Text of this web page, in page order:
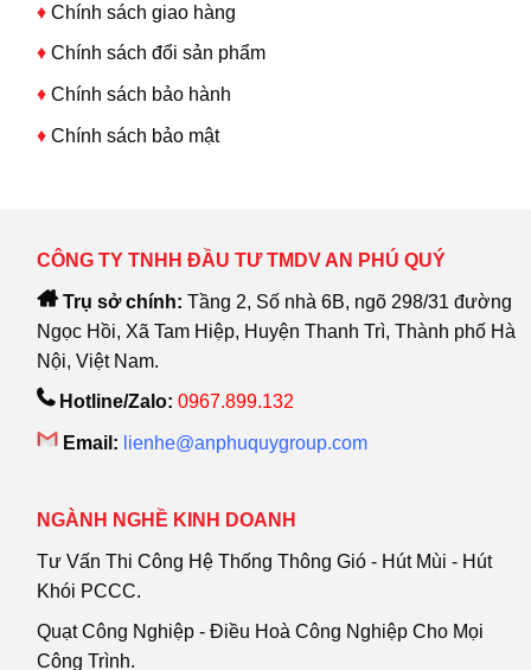
♦ Chính sách giao hàng
♦ Chính sách đổi sản phẩm
♦ Chính sách bảo hành
♦ Chính sách bảo mật
CÔNG TY TNHH ĐẦU TƯ TMDV AN PHÚ QUÝ
Trụ sở chính: Tầng 2, Số nhà 6B, ngõ 298/31 đường
Ngọc Hồi, Xã Tam Hiệp, Huyện Thanh Trì, Thành phố Hà
Nội, Việt Nam.
Hotline/Zalo: 0967.899.132
Email: lienhe@anphuquygroup.com
NGÀNH NGHỀ KINH DOANH
Tư Vấn Thi Công Hệ Thống Thông Gió - Hút Mùi - Hút
Khói PCCC.
Quạt Công Nghiệp - Điều Hoà Công Nghiệp Cho Mọi
Công Trình.